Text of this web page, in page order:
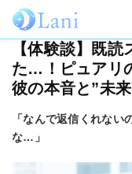
ホーム 未分類 【体験
【体験談】既
た…！ピュアリ
彼の本音と”未
「なんで返信くれな
な…」